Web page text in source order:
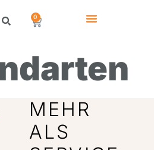
0
MEHR
ALS